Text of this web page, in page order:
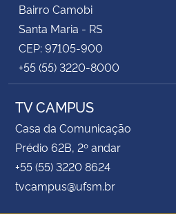
Bairro Camobi
Santa Maria - RS
CEP: 97105-900
+55 (55) 3220-8000
TV CAMPUS
Casa da Comunicação
Prédio 62B, 2º andar
+55 (55) 3220 8624
tvcampus@ufsm.br